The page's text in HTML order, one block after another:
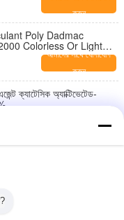
করুন
Poly Dadmac
Colorless Or Light
আমাদের সাথে যোগাযোগ
করুন
ক্যাটেসিক অ্যাক্টিভেটেড-
পলি ডায়ালাইলাল ডাইমিথাইল